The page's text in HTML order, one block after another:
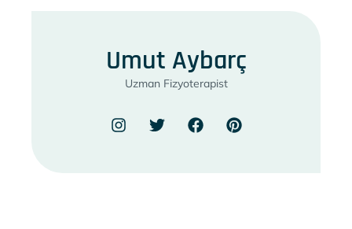
Umut Aybarç
Uzman Fizyoterapist